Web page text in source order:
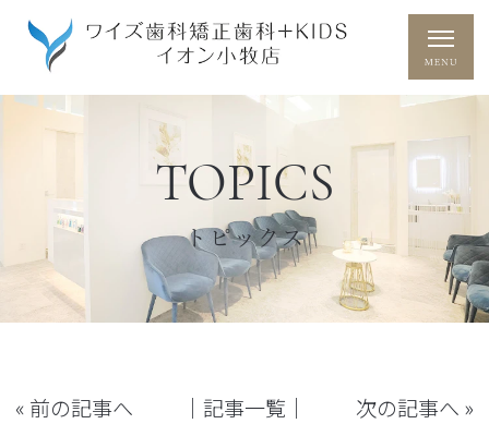
TOPICS
トピックス
« 前の記事へ │記事一覧│ 次の記事へ »